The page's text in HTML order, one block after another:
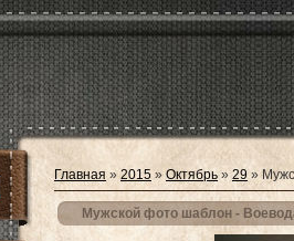
Главная » 2015 » Октябрь » 29 »
Мужской фото шаблон -